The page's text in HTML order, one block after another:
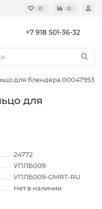
0 0
+7 918 501-36-32
для блендера 00047953
для
24772
УПЛБ009
УПЛБ009-GMRT-RU
Нет в наличии